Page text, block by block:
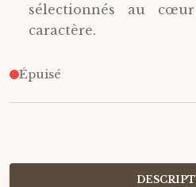
sélectionnés au
caractère.
Épuisé